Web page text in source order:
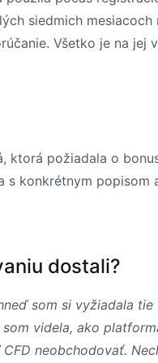
siedmich
Všetko je na jej
ktorá požiadala o
konkrétnym popisom
dostali?
som si vyžiadala
videla, ako
neobchodovať.